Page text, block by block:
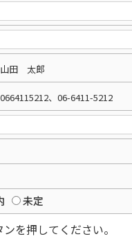
田 太郎
、06-6411-5212
未定
を押してください。